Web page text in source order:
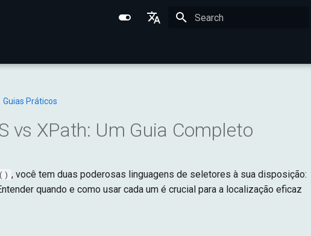
Português (BR)
Guias Práticos
vs XPath: Um Guia Completo
, você tem duas poderosas linguagens de seletores à sua disposição:
quando e como usar cada um é crucial para a localização eficaz